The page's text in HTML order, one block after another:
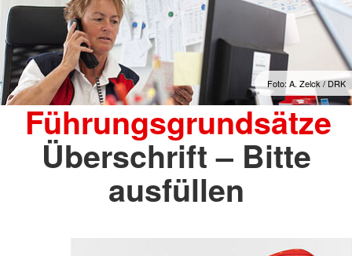
Foto: A. Zelck / DRK
Führungsgrundsätze
Überschrift – Bitte
ausfüllen